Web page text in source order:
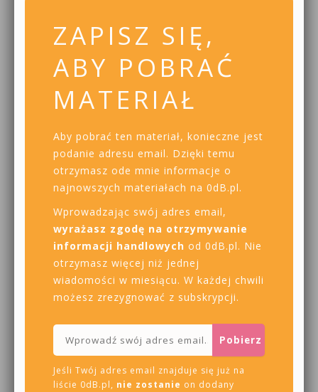
ZAPISZ SIĘ,
ABY POBRAĆ
MATERIAŁ
Aby pobrać ten materiał, konieczne jest
podanie adresu email. Dzięki temu
otrzymasz ode mnie informacje o
najnowszych materiałach na 0dB.pl.
Wprowadzając swój adres email,
wyrażasz zgodę na otrzymywanie
informacji handlowych od 0dB.pl. Nie
otrzymasz więcej niż jednej
wiadomości w miesiącu. W każdej chwili
możesz zrezygnować z subskrypcji.
Jeśli Twój adres email znajduje się już na
liście 0dB.pl, nie zostanie on dodany